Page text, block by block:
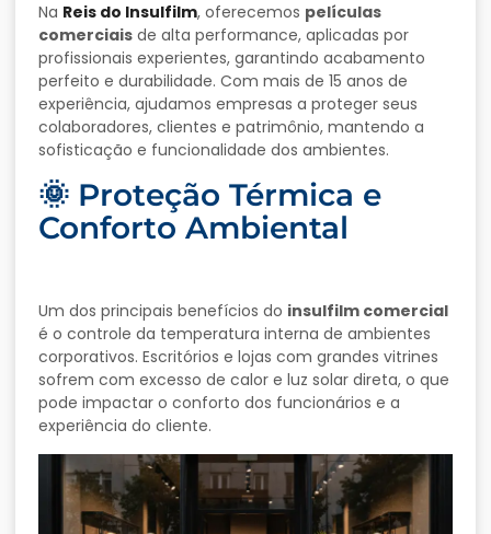
Na Reis do Insulfilm, oferecemos películas
comerciais de alta performance, aplicadas por
profissionais experientes, garantindo acabamento
perfeito e durabilidade. Com mais de 15 anos de
experiência, ajudamos empresas a proteger seus
colaboradores, clientes e patrimônio, mantendo a
sofisticação e funcionalidade dos ambientes.
🌞 Proteção Térmica e
Conforto Ambiental
Um dos principais benefícios do insulfilm comercial
é o controle da temperatura interna de ambientes
corporativos. Escritórios e lojas com grandes vitrines
sofrem com excesso de calor e luz solar direta, o que
pode impactar o conforto dos funcionários e a
experiência do cliente.